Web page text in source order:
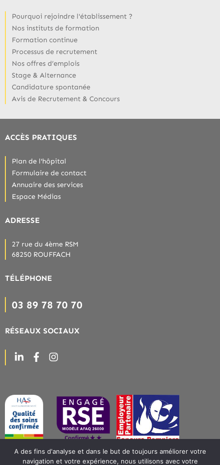
Pourquoi rejoindre l'établissement ?
Nos instituts de formation
Formation continue
Processus de recrutement
Nos offres d’emplois
Stage & Alternance
Candidature spontanée
Avis de Recrutement & Concours
ACCÈS PRATIQUES
Plan de l'hôpital
Formulaire de contact
Annuaire des services
Espace Médias
ADRESSE
27 rue du 4ème RSM
68250 ROUFFACH
TÉLÉPHONE
03 89 78 70 70
RÉSEAUX SOCIAUX
A des fins d'analyse et dans le but de toujours améliorer votre
navigation et votre expérience, nous utilisons avec votre